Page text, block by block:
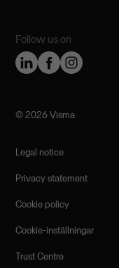
Follow us on
©️ 2026 Visma
Legal notice
Privacy statement
Cookie policy
Cookie-inställningar
Trust Centre